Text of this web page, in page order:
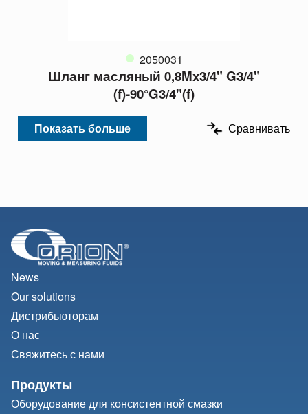
2050031
Шланг масляный 0,8Mx3/4" G3/4"
(f)-90°G3/4"(f)
Показать больше Сравнивать
News
Our solutions
Дистрибьюторам
О нас
Свяжитесь с нами
Продукты
Оборудование для консистентной смазки